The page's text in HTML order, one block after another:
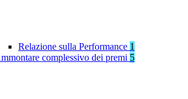
Relazione sulla Performance 1
complessivo dei premi 5